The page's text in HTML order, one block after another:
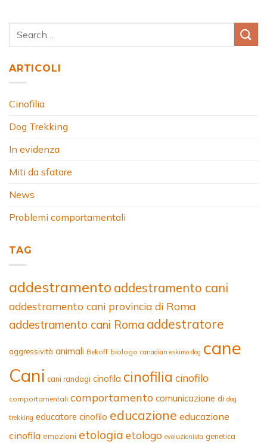
ARTICOLI
Cinofilia
Dog Trekking
In evidenza
Miti da sfatare
News
Problemi comportamentali
TAG
addestramento addestramento cani
addestramento cani provincia di Roma
addestramento cani Roma addestratore
aggressività animali Bekoff biologo canadian eskimo dog cane
Cani cani randagi cinofila cinofilia cinofilo
comportamentali comportamento comunicazione di dog
trekking educatore cinofilo educazione educazione
cinofila emozioni etologia etologo evoluzionista genetica